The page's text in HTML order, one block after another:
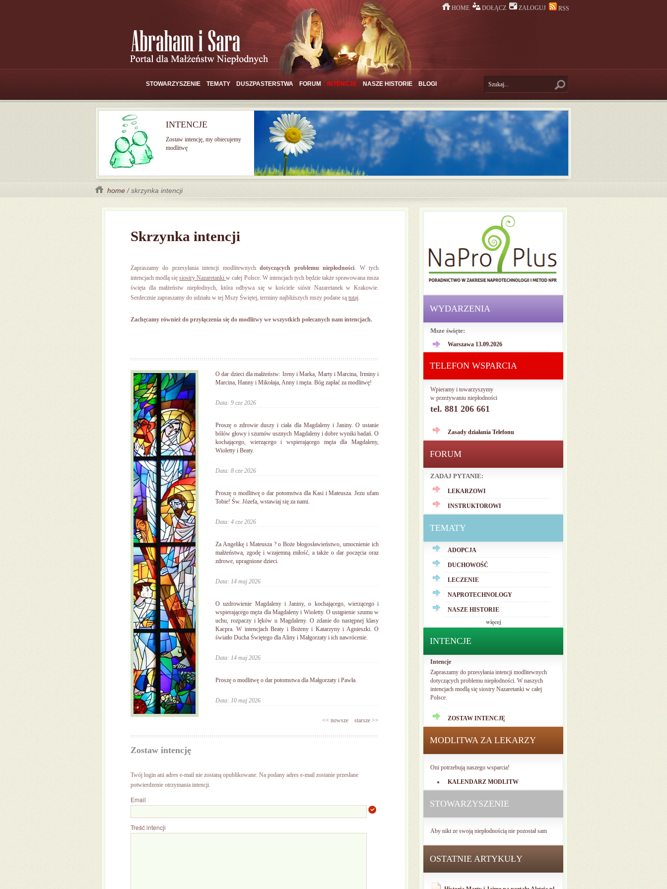
HOME DOŁĄCZ ZALOGUJ RSS
STOWARZYSZENIE TEMATY DUSZPASTERSTWA FORUM INTENCJE NASZE HISTORIE BLOGI
INTENCJE
Zostaw intencję, my obiecujemy
modlitwę
home / skrzynka intencji
Skrzynka intencji
Zapraszamy do przesyłania intencji modlitewnychdotyczących problemu niepłodności. W tych
intencjach modlą sięsiostry Nazaretankiw całej Polsce. W intencjach tych będzie także sprawowana msza
święta dla małżeństw niepłodnych, która odbywa się w kościele sióstr Nazaretanek w Krakowie.
Serdecznie zapraszamy do udziału w tej Mszy Świętej, terminy najbliższych mszy podane są tutaj.
Zachęcamy również do przyłączenia się do modlitwy we wszystkich polecanych nam intencjach.
O dar dzieci dla małżeństw: Ireny i Marka, Marty i Marcina, Irminy i
Marcina, Hanny i Mikołaja, Anny i męża. Bóg zapłać za modlitwę!
Data: 9 cze 2026
Proszę o zdrowie duszy i ciała dla Magdaleny i Janiny. O ustanie
bólów głowy i szumów usznych Magdaleny i dobre wyniki badań. O
kochającego, wierzącego i wspierającego męża dla Magdaleny,
Wioletty i Beaty.
Data: 8 cze 2026
Proszę o modlitwę o dar potomstwa dla Kasi i Mateusza. Jezu ufam
Tobie! Św. Józefa, wstawiaj się za nami.
Data: 4 cze 2026
Za Angelikę i Mateusza ? o Boże błogosławieństwo, umocnienie ich
małżeństwa, zgodę i wzajemną miłość, a także o dar poczęcia oraz
zdrowe, upragnione dzieci.
Data: 14 maj 2026
O uzdrowienie Magdaleny i Janiny, o kochającego, wierzącego i
wspierającego męża dla Magdaleny i Wioletty. O ustąpienie szumu w
uchu, rozpaczy i lęków u Magdaleny. O zdanie do następnej klasy
Kacpra. W intencjach Beaty i Bożeny i Katarzyny i Agnieszki. O
światło Ducha Świętego dla Aliny i Małgorzaty i ich nawrócenie.
Data: 14 maj 2026
Proszę o modlitwę o dar potomstwa dla Małgorzaty i Pawła.
Data: 10 maj 2026
starsze >>
<< nowsze
Zostaw intencję
Twój login ani adres e-mail nie zostaną opublikowane. Na podany adres e-mail zostanie przesłane
potwierdzenie otrzymania intencji.
Email
Treść intencji
WYDARZENIA
Msze święte:
Warszawa 13.09.2026
TELEFON WSPARCIA
Wpieramy i towarzyszymy
w przeżywaniu niepłodności
tel. 881 206 661
Zasady działania Telefonu
FORUM
ZADAJ PYTANIE:
LEKARZOWI
INSTRUKTOROWI
TEMATY
ADOPCJA
DUCHOWOŚĆ
LECZENIE
NAPROTECHNOLOGY
NASZE HISTORIE
więcej
INTENCJE
Intencje
Zapraszamy do przesyłania intencji modlitewnych
dotyczących problemu niepłodności. W naszych
intencjach modlą się siostry Nazaretanki w całej
Polsce.
ZOSTAW INTENCJĘ
MODLITWA ZA LEKARZY
Oni potrzebują naszego wsparcia!
KALENDARZ MODLITW
STOWARZYSZENIE
Aby nikt ze swoją niepłodnością nie pozostał sam
OSTATNIE ARTYKUŁY